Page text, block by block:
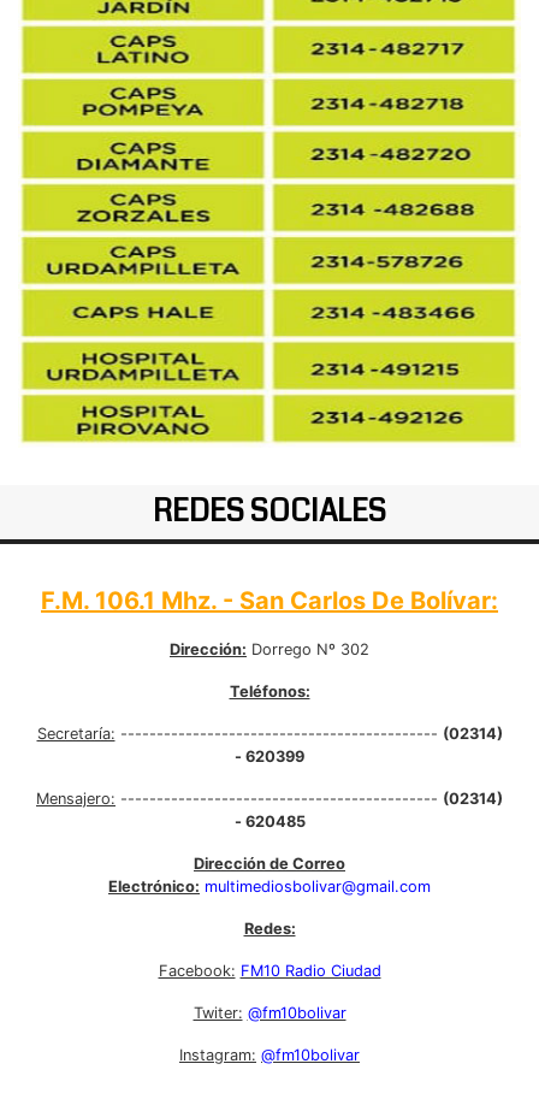
REDES SOCIALES
F.M. 106.1 Mhz. - San Carlos De Bolívar:
Dirección: Dorrego Nº 302
Teléfonos:
Secretaría: -------------------------------------------- (02314)
- 620399
Mensajero: -------------------------------------------- (02314)
- 620485
Dirección de Correo
Electrónico: multimediosbolivar@gmail.com
Redes:
Facebook: FM10 Radio Ciudad
Twiter: @fm10bolivar
Instagram: @fm10bolivar